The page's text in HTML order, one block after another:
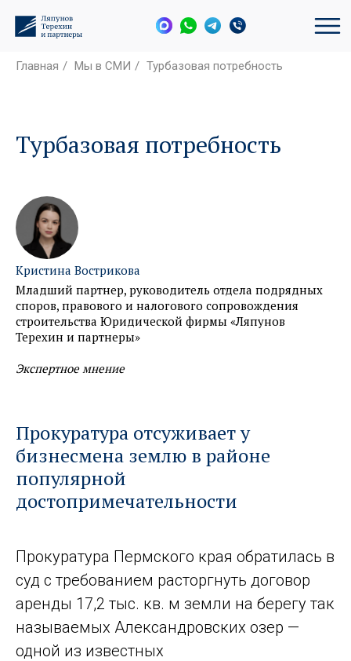
Главная / Мы в СМИ / Турбазовая потребность
Турбазовая потребность
Кристина Вострикова
Младший партнер, руководитель отдела подрядных
споров, правового и налогового сопровождения
строительства Юридической фирмы «Ляпунов
Терехин и партнеры»
Экспертное мнение
Прокуратура отсуживает у
бизнесмена землю в районе
популярной
достопримечательности
Прокуратура Пермского края обратилась в
суд с требованием расторгнуть договор
аренды 17,2 тыс. кв. м земли на берегу так
называемых Александровских озер —
одной из известных